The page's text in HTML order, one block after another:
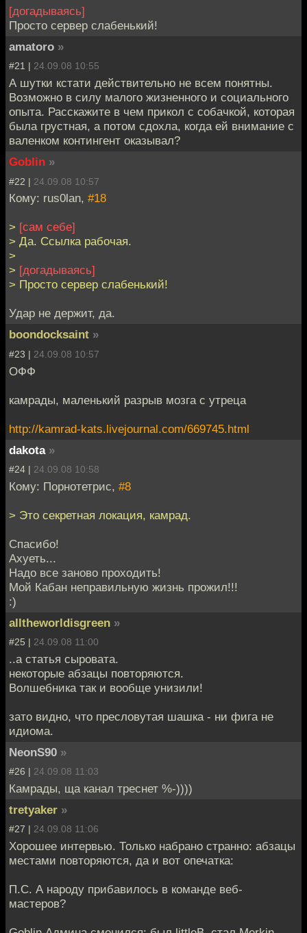
[догадываясь]
Просто сервер слабенький!
amatoro »
#21 | 24.09.08 10:55
А шутки кстати действительно не всем понятны.
Возможно в силу малого жизненного и социального
опыта. Расскажите в чем прикол с собачкой, которая
была грустная, а потом сдохла, когда ей внимание с
валенком контингент оказывал?
Goblin »
#22 | 24.09.08 10:57
Кому: rus0lan, #18
> [сам себе]
> Да. Ссылка рабочая.
>
> [догадываясь]
> Просто сервер слабенький!
Удар не держит, да.
boondocksaint »
#23 | 24.09.08 10:57
ОФФ
камрады, маленький разрыв мозга с утреца
http://kamrad-kats.livejournal.com/669745.html
dakota »
#24 | 24.09.08 10:58
Кому: Порнотетрис, #8
> Это секретная локация, камрад.
Спасибо!
Ахуеть...
Надо все заново проходить!
Мой Кабан неправильную жизнь прожил!!!
:)
alltheworldisgreen »
#25 | 24.09.08 11:00
..а статья сыровата.
некоторые абзацы повторяются.
Волшебника так и вообще унизили!
зато видно, что пресловутая шашка - ни фига не
идиома.
NeonS90 »
#26 | 24.09.08 11:03
Камрады, ща канал треснет %-))))
tretyaker »
#27 | 24.09.08 11:06
Хорошее интервью. Только набрано странно: абзацы
местами повторяются, да и вот опечатка:
П.С. А народу прибавилось в команде веб-
мастеров?